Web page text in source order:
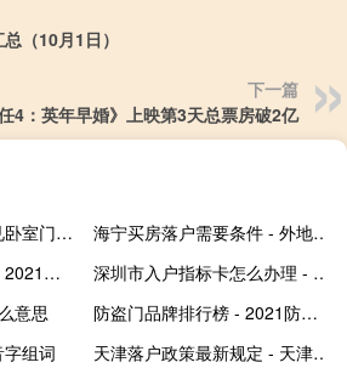
（10月1日）
下一篇
4：英年早婚》上映第3天总票房破2亿
卧室正对大门 - 开门见卧室门怎么化解
海宁买房落户需要条件 - 外地人在海宁买房可以落户吗
海南省最新落户政策 - 2021年海南落户政策
深圳市入户指标卡怎么办理 - 深圳人才指标卡申请流程
意思
防盗门品牌排行榜 - 2021防盗门十大名牌
组词
天津落户政策最新规定 - 天津落户政策2021最新